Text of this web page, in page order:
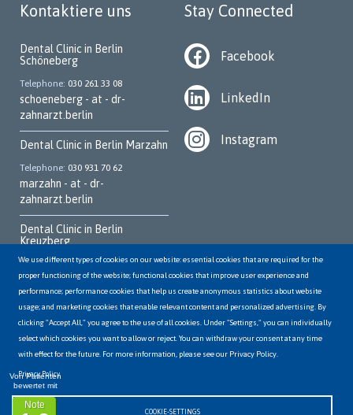
Kontaktiere uns
Dental Clinic in Berlin
Schöneberg
Telephone 030 261 33 08
schoeneberg - at - dr-
zahnarzt.berlin
Dental Clinic in Berlin Marzahn
Telephone 030 931 70 62
marzahn - at - dr-
zahnarzt.berlin
Dental Clinic in Berlin
Kreuzberg
Telephone 030 252 95 700
kreuzberg - at - dr-
zahnarzt.berlin
Dental Clinic in Berlin
Hellersdorf
Telephone 03056498144
hellersdorf - at - dr-
zahnarzt.berlin
Stay Connected
Facebook
LinkedIn
Instagram
We use different types of cookies on our website: essential cookies that are required for the
proper functioning of the website; functional cookies that improve user experience and
performance; performance cookies that help us create anonymous statistics about website
usage; and marketing cookies that enable relevant content and personalized advertising. By
clicking "Accept All," you agree to the use of all cookies. Under "Settings," you can individually
select which cookies you want to allow or reject. You can withdraw your consent at any time
with effect for the future. For more information, please see our Privacy Policy.
Privacy Policy
COOKIE-SETTINGS
Von Patienten
bewertet mit
Note